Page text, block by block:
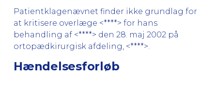
Patientklagenævnet finder ikke grundlag for
at kritisere overlæge <****> for hans
behandling af <****> den 28. maj 2002 på
ortopædkirurgisk afdeling, <****>.
Hændelsesforløb